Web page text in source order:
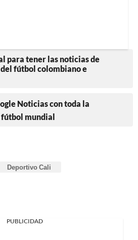
para tener las noticias de
fútbol colombiano e
Noticias con toda la
mundial
Deportivo Cali
PUBLICIDAD